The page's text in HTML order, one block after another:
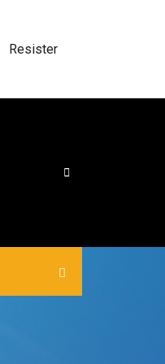
Resister